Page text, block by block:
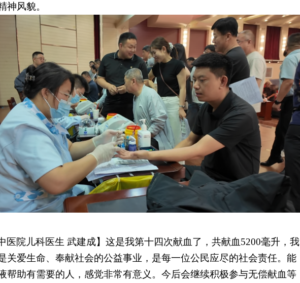
神风貌。
医院儿科医生 武建成】这是我第十四次献血了，共献血5200毫升，我
关爱生命、奉献社会的公益事业，是每一位公民应尽的社会责任。能
帮助有需要的人，感觉非常有意义。今后会继续积极参与无偿献血等